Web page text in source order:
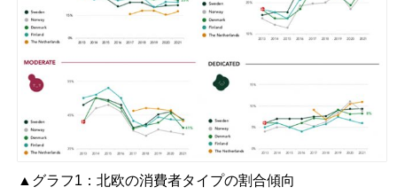
▲グラフ1：北欧の消費者タイプの割合傾向